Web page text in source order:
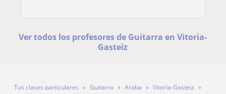
Ver todos los profesores de Guitarra en Vitoria-
Gasteiz
Tus clases particulares Guitarra Araba
Vitoria-Gasteiz